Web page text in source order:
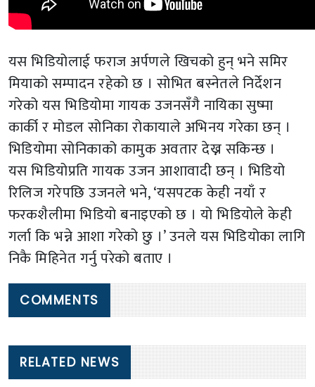
यस भिडियोलाई फराज अर्पणले खिचको हुन् भने समिर
मियाको सम्पादन रहेको छ । सोभित बस्नेतले निर्देशन
गरेको यस भिडियोमा गायक उजनसँगै नायिका सुष्मा
कार्की र मोडल सोनिका रोकायाले अभिनय गरेका छन् ।
भिडियोमा सोनिकाको कामुक अवतार देख्न सकिन्छ ।
यस भिडियोप्रति गायक उजन आशावादी छन् । भिडियो
रिलिज गरेपछि उजनले भने, ‘यसपटक केही नयाँ र
फरकशैलीमा भिडियो बनाइएको छ । यो भिडियोले केही
गर्ला कि भन्ने आशा गरेको छु ।’ उनले यस भिडियोका लागि
निकै मिहिनेत गर्नु परेको बताए ।
COMMENTS
RELATED NEWS